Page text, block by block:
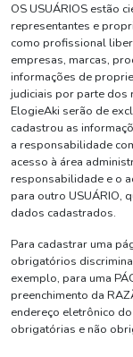
OS USUÁRIOS estão
representantes e
como profissional
empresas, marcas,
informações de
judiciais por parte dos
ElogieAki serão de
cadastrou as
a responsabilidade
acesso à área
responsabilidade e o
para outro USUÁRIO,
dados cadastrados.
Para cadastrar uma
obrigatórios
exemplo, para uma
preenchimento da
endereço eletrônico
obrigatórias e não